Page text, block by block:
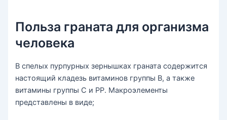
Польза граната для организма
человека
В спелых пурпурных зернышках граната содержится
настоящий кладезь витаминов группы В, а также
витамины группы С и РР. Макроэлементы
представлены в виде;